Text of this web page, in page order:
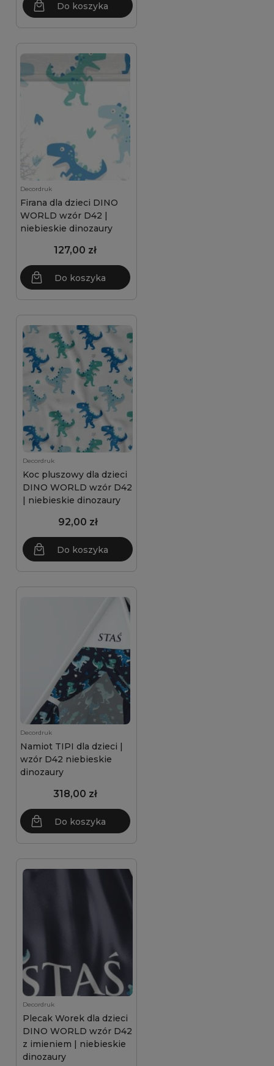
Do koszyka
Decordruk
Firana dla dzieci DINO
WORLD wzór D42 |
niebieskie dinozaury
127,00 zł
Do koszyka
Decordruk
Koc pluszowy dla dzieci
DINO WORLD wzór D42
| niebieskie dinozaury
92,00 zł
Do koszyka
Decordruk
Namiot TIPI dla dzieci |
wzór D42 niebieskie
dinozaury
318,00 zł
Do koszyka
Decordruk
Plecak Worek dla dzieci
DINO WORLD wzór D42
z imieniem | niebieskie
dinozaury